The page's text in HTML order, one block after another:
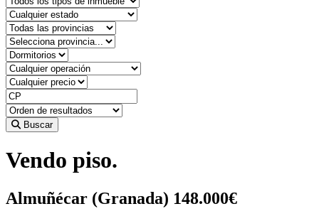
Buscar
Vendo piso.
Almuñécar (Granada) 148.000€